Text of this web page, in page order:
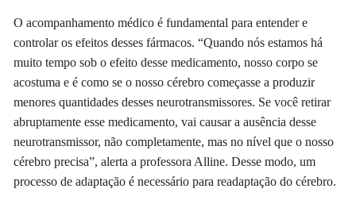
O acompanhamento médico é fundamental para entender e
controlar os efeitos desses fármacos. “Quando nós estamos há
muito tempo sob o efeito desse medicamento, nosso corpo se
acostuma e é como se o nosso cérebro começasse a produzir
menores quantidades desses neurotransmissores. Se você retirar
abruptamente esse medicamento, vai causar a ausência desse
neurotransmissor, não completamente, mas no nível que o nosso
cérebro precisa”, alerta a professora Alline. Desse modo, um
processo de adaptação é necessário para readaptação do cérebro.